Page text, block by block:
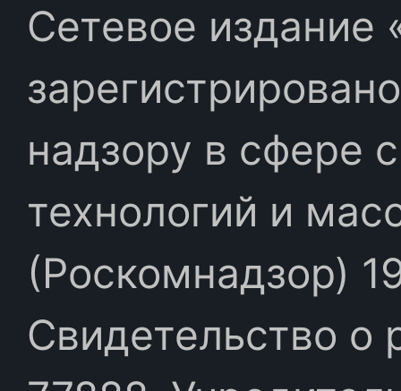
Сетевое издание
надзору в сфере
технологий и
(Роскомнадзор)
Свидетельство